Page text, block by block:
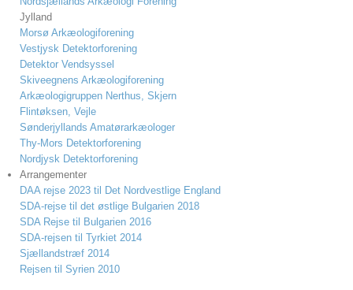
Jylland
Morsø Arkæologiforening
Vestjysk Detektorforening
Detektor Vendsyssel
Skiveegnens Arkæologiforening
Arkæologigruppen Nerthus, Skjern
Flintøksen, Vejle
Sønderjyllands Amatørarkæologer
Thy-Mors Detektorforening
Nordjysk Detektorforening
Arrangementer
DAA rejse 2023 til Det Nordvestlige England
SDA-rejse til det østlige Bulgarien 2018
SDA Rejse til Bulgarien 2016
SDA-rejsen til Tyrkiet 2014
Sjællandstræf 2014
Rejsen til Syrien 2010